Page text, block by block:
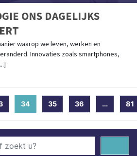
ONS DAGELIJKS
waarop we leven, werken en
Innovaties zoals smartphones,
34 (current)
35 36 ... 81